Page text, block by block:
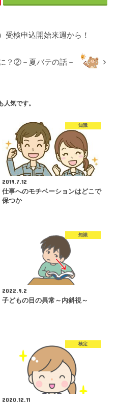
受検申込開始来週から！
？②－夏バテの話－
人気です。
知識
2019.7.12
仕事へのモチベーションはどこで
保つか
知識
2022.9.2
子どもの目の異常～内斜視～
検定
2020.12.11